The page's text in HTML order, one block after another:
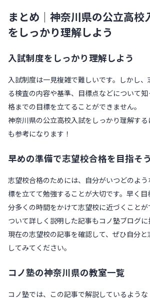
まとめ｜神奈川県の公立高校
をしっかり理解しよう
入試制度をしっかり理解しよう
入試制度は一見複雑で難しいです。しかし
る検査の内容や基準、目標点などについて
格までの目標を立てることができません。
神奈川県の公立高校入試をしっかり理解する
も参考になります！
早めの準備で志望校合格を目指そう
志望校合格のためには、自分がいつどのよ
標を立てて勉強することが大切です。早く
分多くの時間をかけて志望校に近づくこと
ついて詳しく説明した記事もコノ塾ブログに
現在の志望校の記事を確認して、ぜひ自分
してみてください。
コノ塾の神奈川県の教室一覧
コノ塾では、この記事で解説しているよう